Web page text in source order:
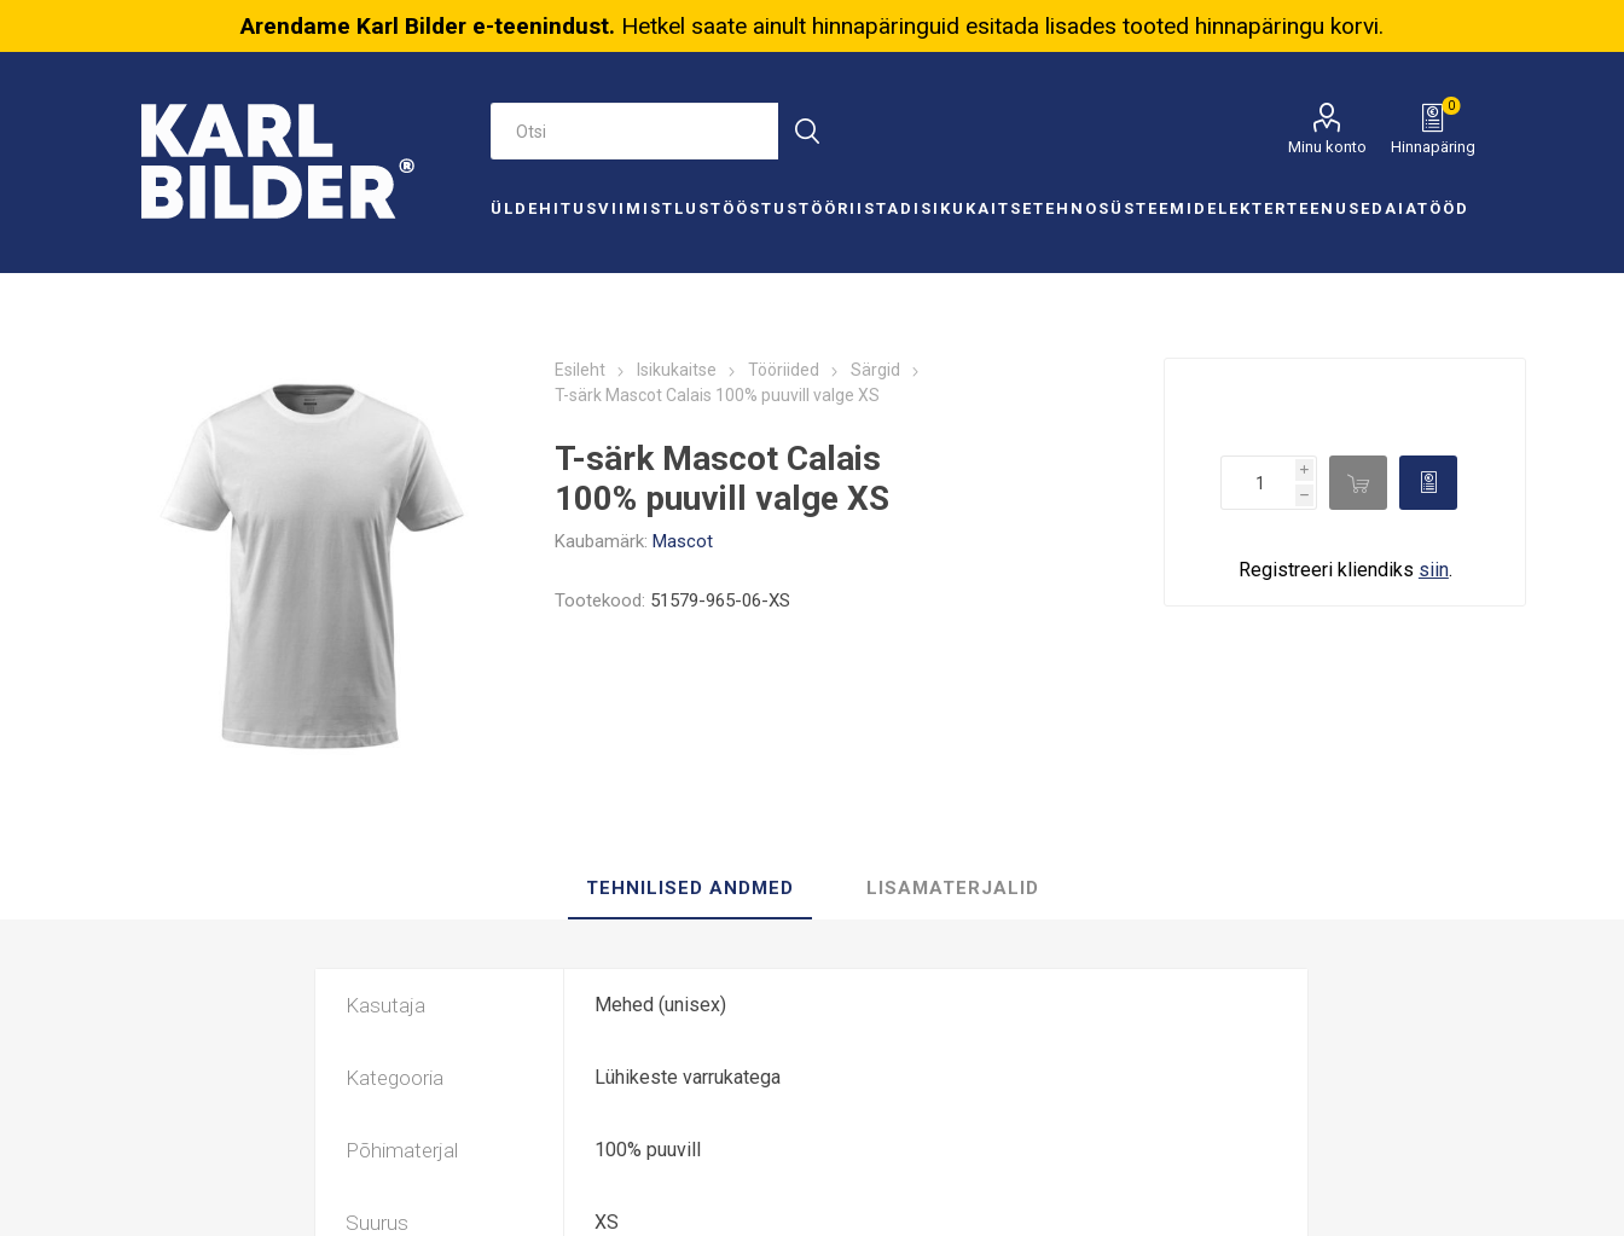
Arendame Karl Bilder e-teenindust. Hetkel saate ainult hinnapäringuid esitada lisades tooted hinnapäringu korvi.
Minu konto Hinnapäring
0
ÜLDEHITUSVIIMISTLUSTÖÖSTUSTÖÖRIISTAD ISIKUKAITSETEHNOSÜSTEEMID ELEKTERTEENUSEDAIATÖÖD
Esileht Isikukaitse Tööriided
Särgid
T-särk Mascot Calais 100% puuvill valge XS
T-särk Mascot Calais
100% puuvill valge XS
Kaubamärk: Mascot
Tootekood: 51579-965-06-XS
i
h
d 
Registreeri kliendiks siin.
TEHNILISED ANDMED LISAMATERJALID
Kasutaja Mehed (unisex)
Kategooria Lühikeste varrukatega
Põhimaterjal 100% puuvill
Suurus XS